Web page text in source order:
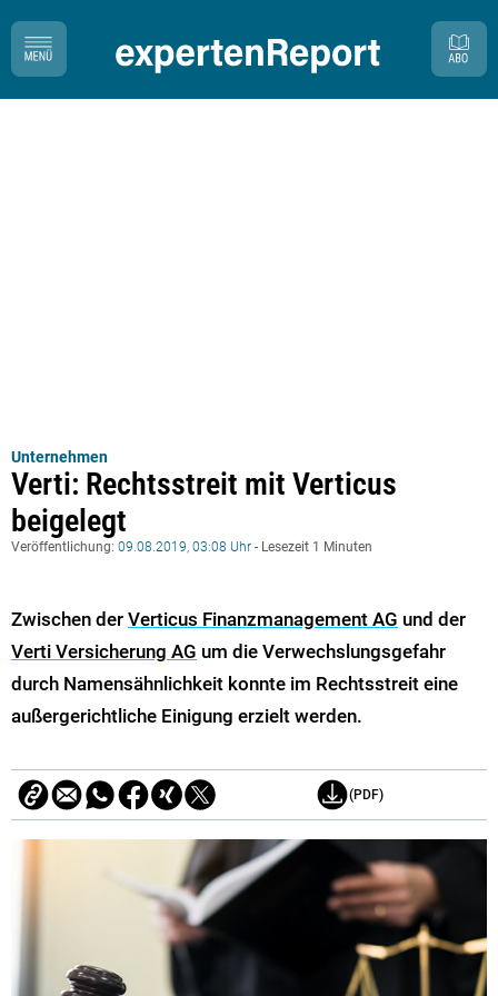
Unternehmen
Verti: Rechtsstreit mit Verticus
beigelegt
Veröffentlichung: 09.08.2019, 03:08 Uhr - Lesezeit 1 Minuten
Zwischen der Verticus Finanzmanagement AG und der
Verti Versicherung AG um die Verwechslungsgefahr
durch Namensähnlichkeit konnte im Rechtsstreit eine
außergerichtliche Einigung erzielt werden.
(PDF)